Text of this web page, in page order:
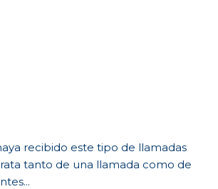
recibido este tipo de llamadas
tanto de una llamada como de